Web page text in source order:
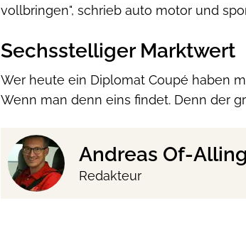
vollbringen", schrieb auto motor und
Sechsstelliger Marktwert
Wer heute ein Diplomat Coupé haben
Wenn man denn eins findet. Denn der
Andreas Of-
Redakteur